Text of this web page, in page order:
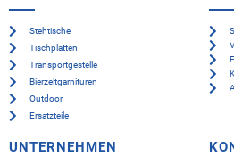
Stehtische
Tischplatten
Transportgestelle
Bierzeltgarnituren
Outdoor
Ersatzteile
UNTERNEHMEN